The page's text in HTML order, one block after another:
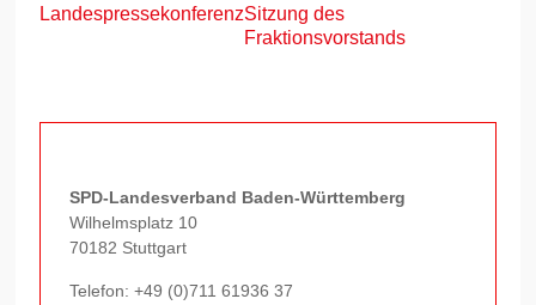
LandespressekonferenzSitzung des
Fraktionsvorstands
SPD-Landesverband Baden-Württemberg
Wilhelmsplatz 10
70182 Stuttgart
Telefon:+49 (0)711 61936 37